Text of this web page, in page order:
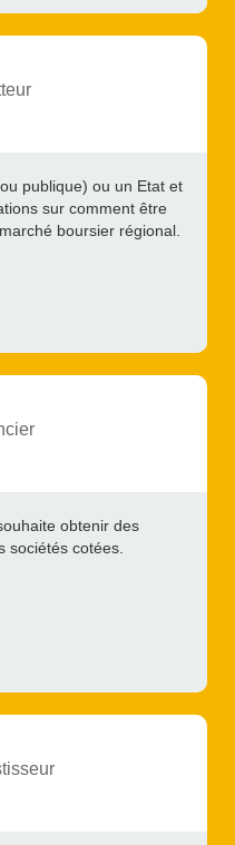
publique) ou un Etat et
sur comment être
boursier régional.
obtenir des
sociétés cotées.